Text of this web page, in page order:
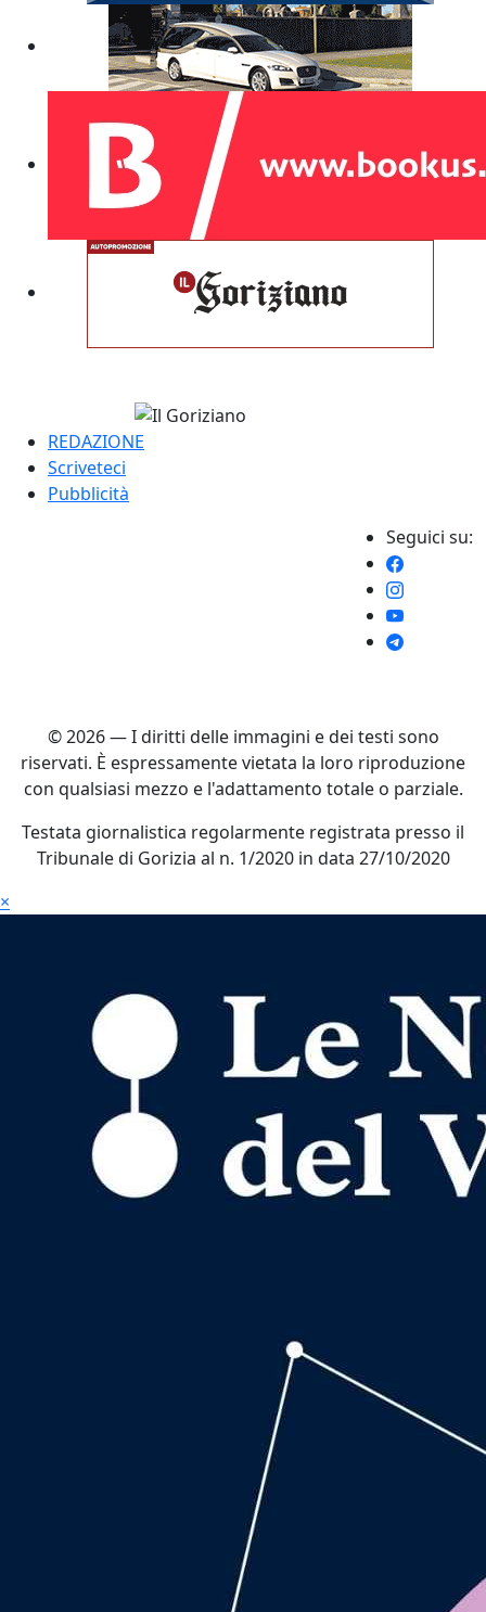
REDAZIONE
Scriveteci
Pubblicità
Seguici su:
© 2026 — I diritti delle immagini e dei testi sono
riservati. È espressamente vietata la loro riproduzione
con qualsiasi mezzo e l'adattamento totale o parziale.
Testata giornalistica regolarmente registrata presso il
Tribunale di Gorizia al n. 1/2020 in data 27/10/2020
×